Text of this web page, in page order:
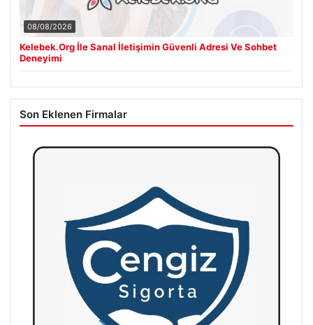
08/08/2026
Kelebek.Org İle Sanal İletişimin Güvenli Adresi Ve Sohbet
Deneyimi
Son Eklenen Firmalar